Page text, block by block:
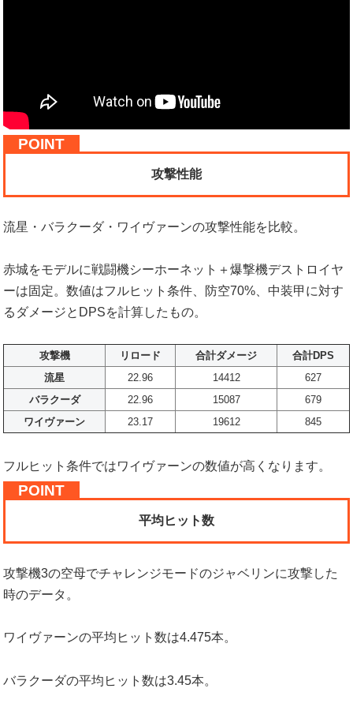
攻撃性能
流星・バラクーダ・ワイヴァーンの攻撃性能を比較。
赤城をモデルに戦闘機シーホーネット＋爆撃機デストロイヤ
ーは固定。数値はフルヒット条件、防空70%、中装甲に対す
るダメージとDPSを計算したもの。
攻撃機 リロード 合計ダメージ
合計DPS
流星
22.96 14412
627
バラクーダ
22.96 15087
679
ワイヴァーン
23.17 19612 845
フルヒット条件ではワイヴァーンの数値が高くなります。
平均ヒット数
攻撃機3の空母でチャレンジモードのジャベリンに攻撃した
時のデータ。
ワイヴァーンの平均ヒット数は4.475本。
バラクーダの平均ヒット数は3.45本。